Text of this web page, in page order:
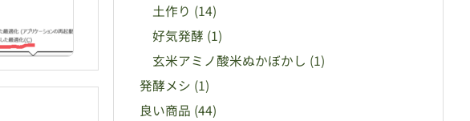
土作り (14)
好気発酵 (1)
玄米アミノ酸米ぬかぼかし (1)
発酵メシ (1)
良い商品 (44)